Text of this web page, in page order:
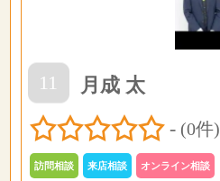
11
月成 太
- (0件)
訪問相談 来店相談 オンライン相談